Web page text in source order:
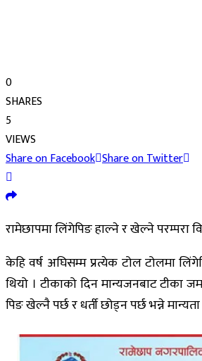
0
SHARES
5
VIEWS
Share on Facebook Share on Twitter
रामेछापमा लिंगेपिङ हाल्ने र खेल्ने परम्परा
केहि वर्ष अघिसम्म प्रत्येक टोल टोलमा
थियो । टीकाको दिन मान्यजनबाट टीका
पिङ खेल्नै पर्छ र धर्ती छोड्न पर्छ भन्ने